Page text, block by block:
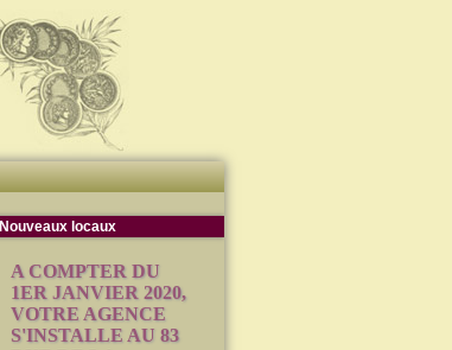
Nouveaux locaux
A COMPTER DU
1ER JANVIER 2020,
VOTRE AGENCE
S'INSTALLE AU 83